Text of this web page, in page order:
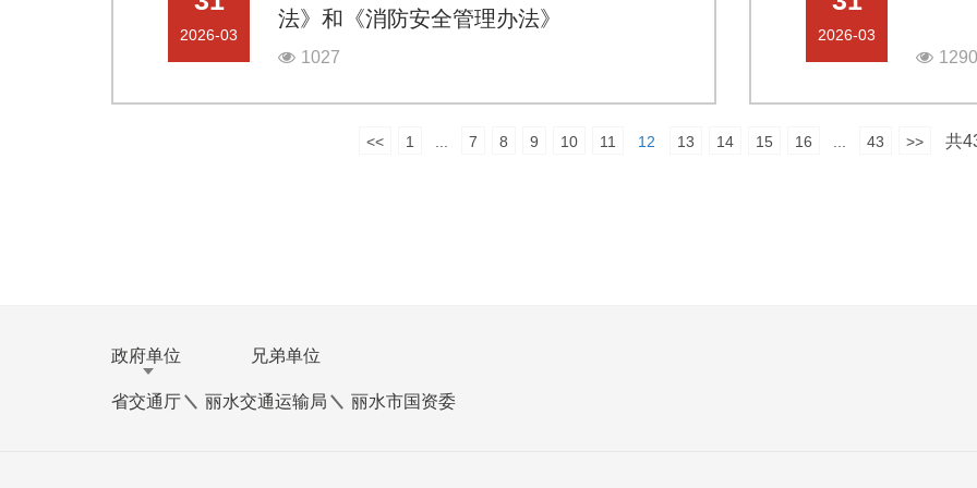
法》和《消防安全管理办法》
1027
2026-03
1290
2026-03
<< 1 7 8 9 10 11 12 13 14 15 16 43 >> 共
政府单位 兄弟单位
省交通厅 丽水交通运输局 丽水市国资委